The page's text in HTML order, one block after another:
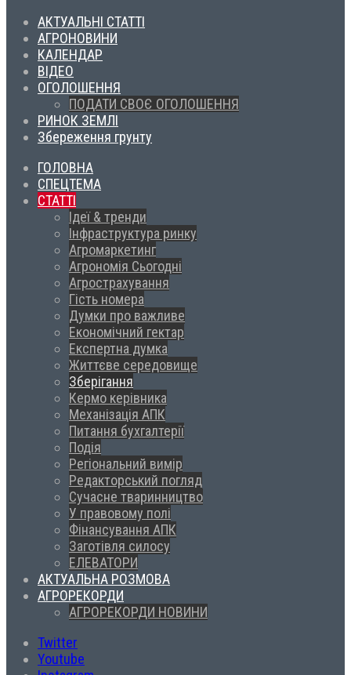
АКТУАЛЬНІ СТАТТІ
АГРОНОВИНИ
КАЛЕНДАР
ВІДЕО
ОГОЛОШЕННЯ
ПОДАТИ СВОЄ ОГОЛОШЕННЯ
РИНОК ЗЕМЛІ
Збереження грунту
ГОЛОВНА
СПЕЦТЕМА
СТАТТІ
Ідеї & тренди
Інфраструктура ринку
Агромаркетинг
Агрономія Сьогодні
Агрострахування
Гість номера
Думки про важливе
Економічний гектар
Експертна думка
Життєве середовище
Зберігання
Кермо керівника
Механізація АПК
Питання бухгалтерії
Подія
Регіональний вимір
Редакторський погляд
Сучасне тваринництво
У правовому полі
Фінансування АПК
Заготівля силосу
ЕЛЕВАТОРИ
АКТУАЛЬНА РОЗМОВА
АГРОРЕКОРДИ
АГРОРЕКОРДИ НОВИНИ
Twitter
Youtube